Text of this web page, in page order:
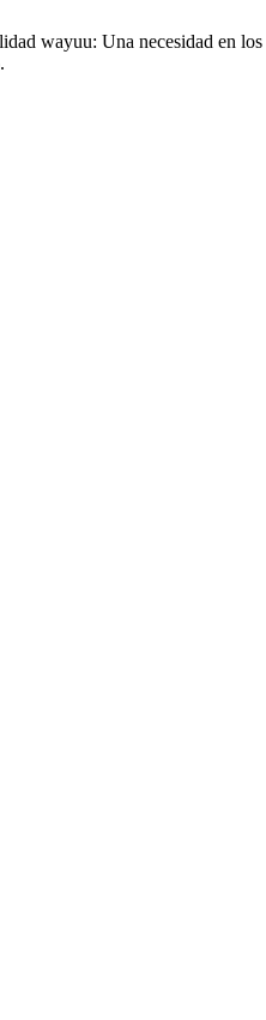
wayuu: Una necesidad en